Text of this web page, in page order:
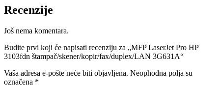
Recenzije
Još nema komentara.
Budite prvi koji će napisati recenziju za „MFP LaserJet Pro HP
3103fdn štampač/skener/kopir/fax/duplex/LAN 3G631A“
Vaša adresa e-pošte neće biti objavljena. Neophodna polja su
označena *